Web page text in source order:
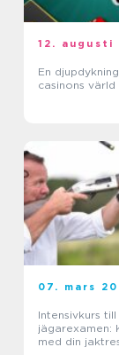
12. augusti
En
casinons värld
07. mars
Intensivkurs till
jägarexamen:
med din